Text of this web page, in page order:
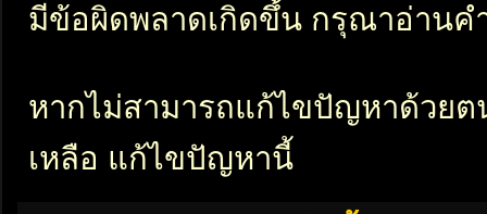
มีข้อผิดพลาดเกิดขึ้น กรุณาอ่านค
หากไม่สามารถแก้ไขปัญหาด้วย
เหลือ แก้ไขปัญหานี้